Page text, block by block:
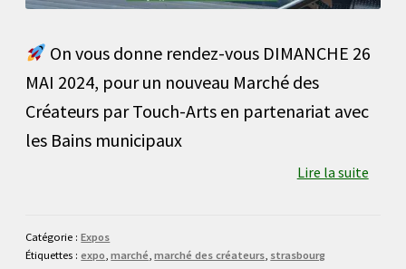
On vous donne rendez-vous DIMANCHE 26
MAI 2024, pour un nouveau Marché des
Créateurs par Touch-Arts en partenariat avec
les Bains municipaux
Lire la suite
Catégorie :Expos
Étiquettes :expo,marché,marché des créateurs, strasbourg